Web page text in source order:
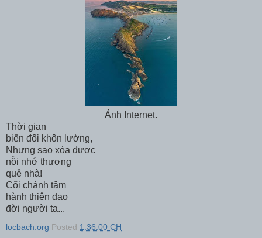
Ảnh Internet.
Thời gian
biến đổi khôn lường,
Nhưng sao xóa được
nỗi nhớ thương
quê nhà!
Cõi chánh tâm
hành thiện đạo
đời người ta...
locbach.org Posted 1:36:00 CH